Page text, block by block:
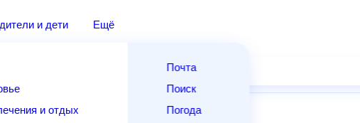
и дети Ещё
и отдых
Почта
Поиск
Погода
14 дней Выходные